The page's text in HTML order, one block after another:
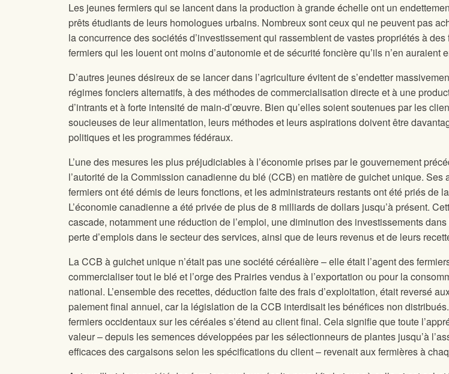
Les jeunes fermiers qui se lancent dans la production à grande échelle ont un
prêts étudiants de leurs homologues urbains. Nombreux sont ceux qui ne peuvent pas
la concurrence des sociétés d’investissement qui rassemblent de vastes propriétés à
fermiers qui les louent ont moins d’autonomie et de sécurité foncière qu’ils n’en auraient
D’autres jeunes désireux de se lancer dans l’agriculture évitent de s’endetter
régimes fonciers alternatifs, à des méthodes de commercialisation directe et à une
d’intrants et à forte intensité de main-d’œuvre. Bien qu’elles soient soutenues par les
soucieuses de leur alimentation, leurs méthodes et leurs aspirations doivent être
politiques et les programmes fédéraux.
L’une des mesures les plus préjudiciables à l’économie prises par le gouvernement
l’autorité de la Commission canadienne du blé (CCB) en matière de guichet unique. Ses
fermiers ont été démis de leurs fonctions, et les administrateurs restants ont été priés de
L’économie canadienne a été privée de plus de 8 milliards de dollars jusqu’à présent.
cascade, notamment une réduction de l’emploi, une diminution des investissements
perte d’emplois dans le secteur des services, ainsi que de leurs revenus et de leurs
La CCB à guichet unique n’était pas une société céréalière – elle était l’agent des
commercialiser tout le blé et l’orge des Prairies vendus à l’exportation ou pour la
national. L’ensemble des recettes, déduction faite des frais d’exploitation, était reversé
paiement final annuel, car la législation de la CCB interdisait les bénéfices non
fermiers occidentaux sur les céréales s’étend au client final. Cela signifie que toute
valeur – depuis les semences développées par les sélectionneurs de plantes jusqu’à
efficaces des cargaisons selon les spécifications du client – revenait aux fermières à